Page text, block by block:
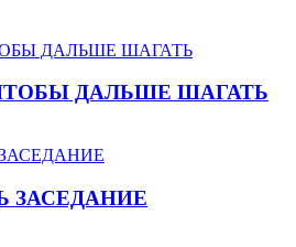
ДАЛЬШЕ ШАГАТЬ
ЗАСЕДАНИЕ